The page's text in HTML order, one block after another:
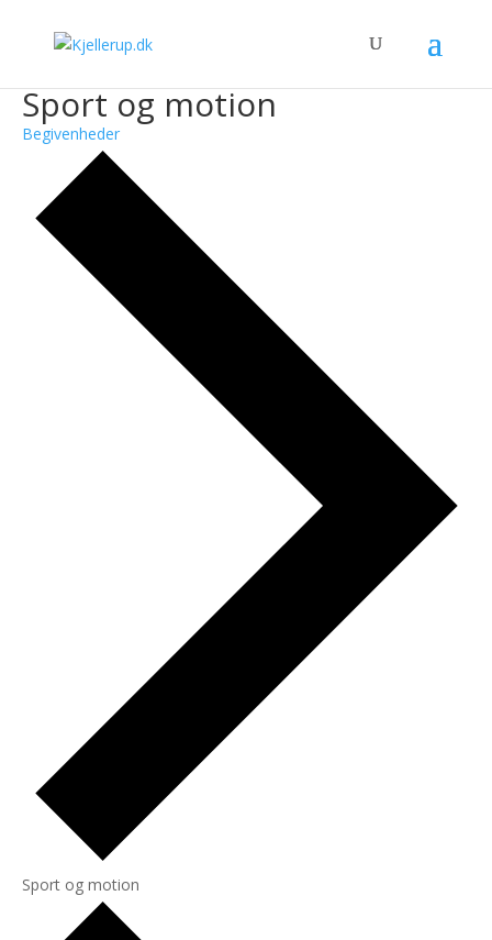
Sport og motion
Begivenheder
Sport og motion